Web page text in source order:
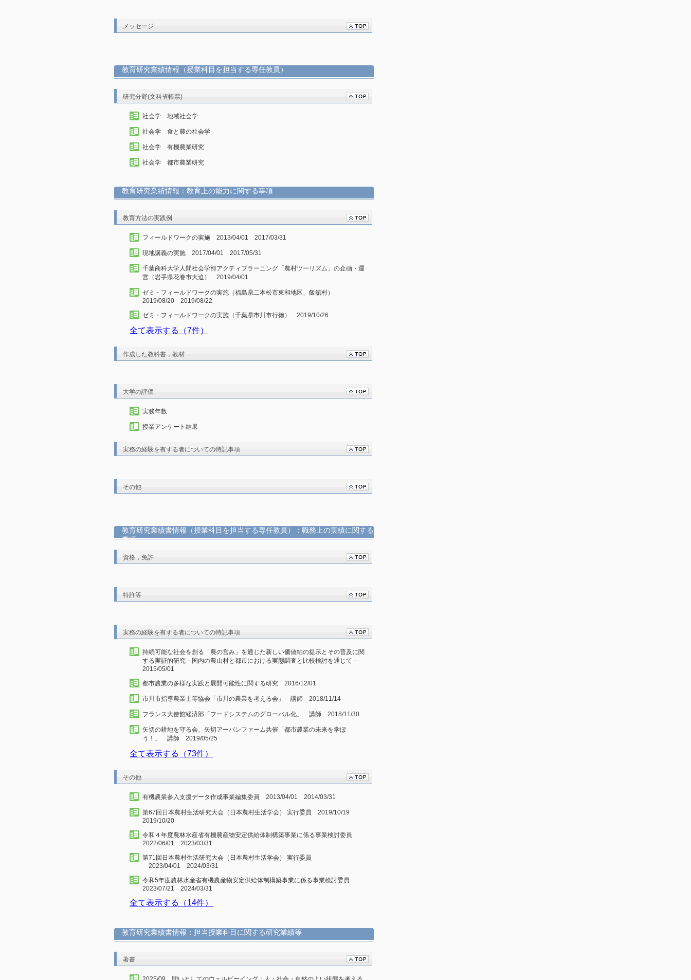
メッセージ
教育研究業績情報（授業科目を担当する専任教員）
研究分野(文科省帳票)
社会学 地域社会学
社会学 食と農の社会学
社会学 有機農業研究
社会学 都市農業研究
教育研究業績情報：教育上の能力に関する事項
教育方法の実践例
フィールドワークの実施 2013/04/01 2017/03/31
現地講義の実施 2017/04/01 2017/05/31
千葉商科大学人間社会学部アクティブラーニング「農村ツーリズム」の企画・運
営（岩手県花巻市大迫） 2019/04/01
ゼミ・フィールドワークの実施（福島県二本松市東和地区、飯舘村）
2019/08/20 2019/08/22
ゼミ・フィールドワークの実施（千葉県市川市行徳） 2019/10/26
全て表示する（7件）
作成した教科書，教材
大学の評価
実務年数
授業アンケート結果
実務の経験を有する者についての特記事項
その他
教育研究業績書情報（授業科目を担当する専任教員）：職務上の実績に関する
事項
資格，免許
特許等
実務の経験を有する者についての特記事項
持続可能な社会を創る「農の営み」を通じた新しい価値軸の提示とその普及に関
する実証的研究－国内の農山村と都市における実態調査と比較検討を通じて－
2015/05/01
都市農業の多様な実践と展開可能性に関する研究 2016/12/01
市川市指導農業士等協会「市川の農業を考える会」 講師 2018/11/14
フランス大使館経済部「フードシステムのグローバル化」 講師 2018/11/30
矢切の耕地を守る会、矢切アーバンファーム共催「都市農業の未来を学ぼ
う！」 講師 2019/05/25
全て表示する（73件）
その他
有機農業参入支援データ作成事業編集委員 2013/04/01 2014/03/31
第67回日本農村生活研究大会（日本農村生活学会） 実行委員 2019/10/19
2019/10/20
令和４年度農林水産省有機農産物安定供給体制構築事業に係る事業検討委員
2022/06/01 2023/03/31
第71回日本農村生活研究大会（日本農村生活学会） 実行委員
2023/04/01 2024/03/31
令和5年度農林水産省有機農産物安定供給体制構築事業に係る事業検討委員
2023/07/21 2024/03/31
全て表示する（14件）
教育研究業績書情報：担当授業科目に関する研究業績等
著書